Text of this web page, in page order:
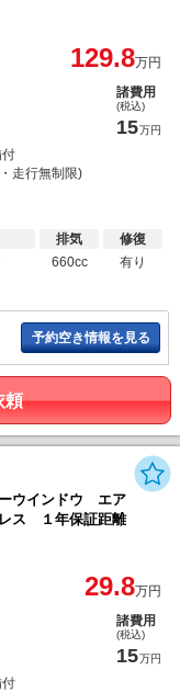
129.8万円
諸費用
(税込)
15万円
走行無制限)
排気
660cc
修復
有り
予約空き情報を見る
頼
ウインドウ エア
ス １年保証距離
29.8万円
諸費用
(税込)
15万円